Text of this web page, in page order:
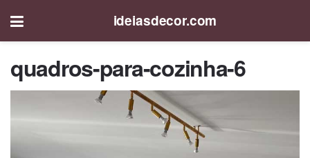
ideiasdecor.com
quadros-para-cozinha-6